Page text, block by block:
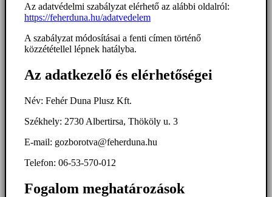
Az adatvédelmi szabályzat elérhető az alábbi oldalról:
https://feherduna.hu/adatvedelem
A szabályzat módosításai a fenti címen történő
közzététellel lépnek hatályba.
Az adatkezelő és elérhetőségei
Név: Fehér Duna Plusz Kft.
Székhely: 2730 Albertirsa, Thököly u. 3
E-mail: gozborotva@feherduna.hu
Telefon: 06-53-570-012
Fogalom meghatározások